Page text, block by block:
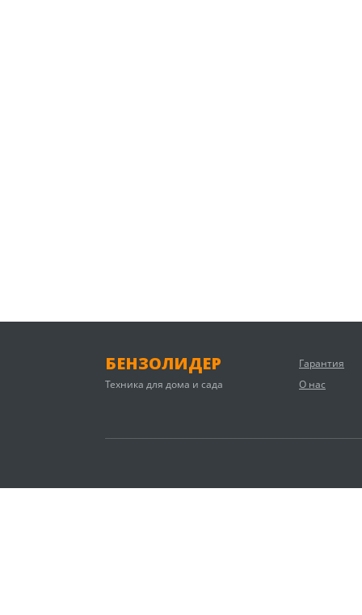
БЕНЗОЛИДЕР
Техника для дома и сада
Гарантия
О нас